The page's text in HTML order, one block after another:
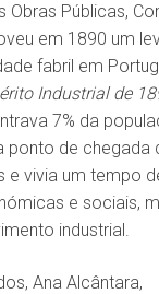
Obras Públicas,
em 1890 um
fabril em
Industrial de
7% da
ponto de chegada
e vivia um tempo
e sociais,
industrial.
Ana Alcântara,